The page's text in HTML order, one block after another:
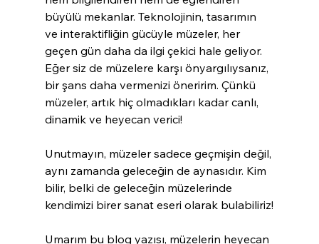
büyülü mekanlar. Teknolojinin, tasarımın
ve interaktifliğin gücüyle müzeler, her
geçen gün daha da ilgi çekici hale geliyor.
Eğer siz de müzelere karşı önyargılıysanız,
bir şans daha vermenizi öneririm. Çünkü
müzeler, artık hiç olmadıkları kadar canlı,
dinamik ve heyecan verici!
Unutmayın, müzeler sadece geçmişin değil,
aynı zamanda geleceğin de aynasıdır. Kim
bilir, belki de geleceğin müzelerinde
kendimizi birer sanat eseri olarak bulabiliriz!
Umarım bu blog yazısı, müzelerin heyecan